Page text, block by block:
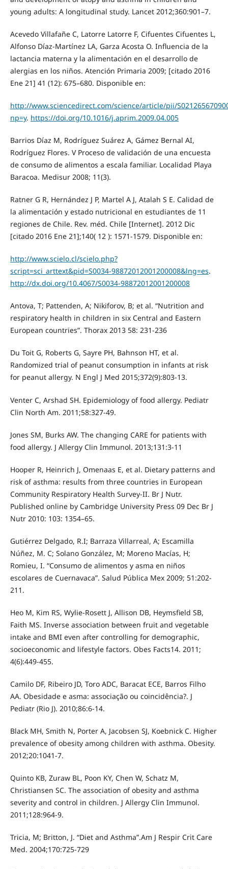
young adults: A longitudinal study. Lancet 2012;360:901–7.
Acevedo Villafañe C, Latorre Latorre F, Cifuentes Cifuentes L,
Alfonso Díaz-Martínez LA, Garza Acosta O. Influencia de la
lactancia materna y la alimentación en el desarrollo de
alergias en los niños. Atención Primaria 2009; [citado 2016
Ene 21] 41 (12): 675–680. Disponible en:
http://www.sciencedirect.com/science/article/pii/
np=y. https://doi.org/10.1016/j.aprim.2009.04.005
Barrios Díaz M, Rodríguez Suárez A, Gámez Bernal AI,
Rodríguez Flores. V Proceso de validación de una encuesta
de consumo de alimentos a escala familiar. Localidad Playa
Baracoa. Medisur 2008; 11(3).
Ratner G R, Hernández J P, Martel A J, Atalah S E. Calidad de
la alimentación y estado nutricional en estudiantes de 11
regiones de Chile. Rev. méd. Chile [Internet]. 2012 Dic
[citado 2016 Ene 21];140( 12 ): 1571-1579. Disponible en:
http://www.scielo.cl/scielo.php?
script=sci_arttext&pid=S0034-98872012001200008&lng=es.
http://dx.doi.org/10.4067/S0034-98872012001200008
Antova, T; Pattenden, A; Nikiforov, B; et al. “Nutrition and
respiratory health in children in six Central and Eastern
European countries”. Thorax 2013 58: 231-236
Du Toit G, Roberts G, Sayre PH, Bahnson HT, et al.
Randomized trial of peanut consumption in infants at risk
for peanut allergy. N Engl J Med 2015;372(9):803-13.
Venter C, Arshad SH. Epidemiology of food allergy. Pediatr
Clin North Am. 2011;58:327-49.
Jones SM, Burks AW. The changing CARE for patients with
food allergy. J Allergy Clin Immunol. 2013;131:3-11
Hooper R, Heinrich J, Omenaas E, et al. Dietary patterns and
risk of asthma: results from three countries in European
Community Respiratory Health Survey-II. Br J Nutr.
Published online by Cambridge University Press 09 Dec Br J
Nutr 2010: 103: 1354–65.
Gutiérrez Delgado, R.I; Barraza Villarreal, A; Escamilla
Núñez, M. C; Solano González, M; Moreno Macías, H;
Romieu, I. “Consumo de alimentos y asma en niños
escolares de Cuernavaca”. Salud Pública Mex 2009; 51:202-
211.
Heo M, Kim RS, Wylie-Rosett J, Allison DB, Heymsfield SB,
Faith MS. Inverse association between fruit and vegetable
intake and BMI even after controlling for demographic,
socioeconomic and lifestyle factors. Obes Facts14. 2011;
4(6):449-455.
Camilo DF, Ribeiro JD, Toro ADC, Baracat ECE, Barros Filho
AA. Obesidade e asma: associação ou coincidência?. J
Pediatr (Rio J). 2010;86:6-14.
Black MH, Smith N, Porter A, Jacobsen SJ, Koebnick C. Higher
prevalence of obesity among children with asthma. Obesity.
2012;20:1041-7.
Quinto KB, Zuraw BL, Poon KY, Chen W, Schatz M,
Christiansen SC. The association of obesity and asthma
severity and control in children. J Allergy Clin Immunol.
2011;128:964-9.
Tricia, M; Britton, J. “Diet and Asthma”.Am J Respir Crit Care
Med. 2004;170:725-729